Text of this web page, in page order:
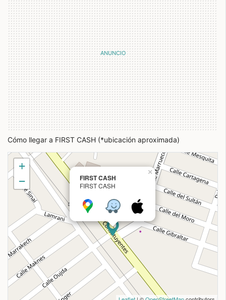
Cómo llegar a FIRST CASH (*ubicación aproximada)
FIRST CASH
FIRST CASH
×
+
−